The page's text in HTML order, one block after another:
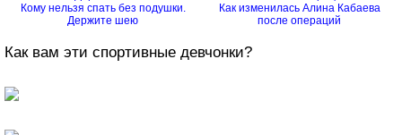
Кому нельзя спать без подушки.
Держите шею
Как изменилась Алина Кабаева
после операций
Как вам эти спортивные девчонки?